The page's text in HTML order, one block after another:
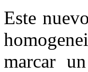
Este
marcar